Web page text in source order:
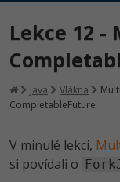
hrazené
Datová
Školení
Kurzy IT
Junior
Jak
Přihlásit se |
Lekce 12 -
Java Vlákna
CompletableFuture
V minulé lekci,
si povídali o